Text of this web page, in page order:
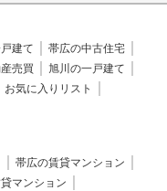
建て
帯広の中古住宅
売買
旭川の一戸建て
お気に入りリスト
帯広の賃貸マンション
マンション